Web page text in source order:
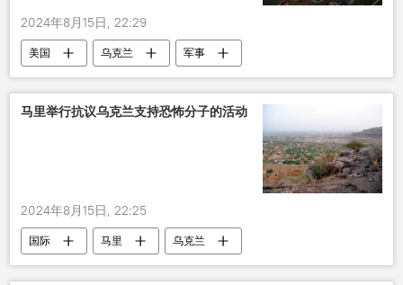
2024年8月15日, 22:29
美国 乌克兰 军事
马里举行抗议乌克兰支持恐怖分子的活动
2024年8月15日, 22:25
国际 马里 乌克兰